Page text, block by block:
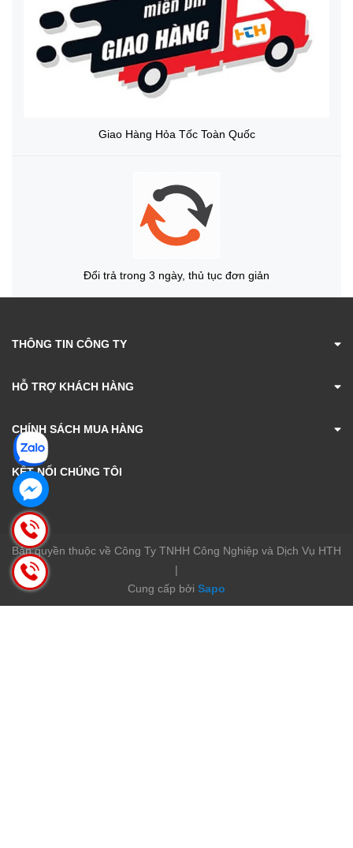
Giao Hàng Hỏa Tốc Toàn Quốc
Đổi trả trong 3 ngày, thủ tục đơn giản
THÔNG TIN CÔNG TY
HỖ TRỢ KHÁCH HÀNG
CHÍNH SÁCH MUA HÀNG
KẾT NỐI CHÚNG TÔI
Bản quyền thuộc về Công Ty TNHH Công Nghiệp và Dịch Vụ HTH
|
Cung cấp bởi Sapo